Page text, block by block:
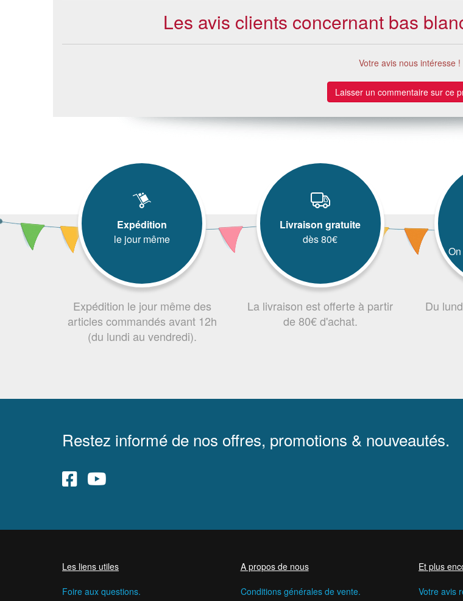
Les avis clients concernant bas
Votre avis nous intéresse !
Laisser un commentaire sur ce
Expédition
le jour même
Expédition le jour même des
articles commandés avant 12h
(du lundi au vendredi).
Livraison gratuite
dès 80€
La livraison est offerte à partir
de 80€ d'achat.
Du
Restez informé de nos offres, promotions & nouveautés.
Les liens utiles
Foire aux questions.
A propos de nous
Conditions générales de vente.
Et plus
Votre avis